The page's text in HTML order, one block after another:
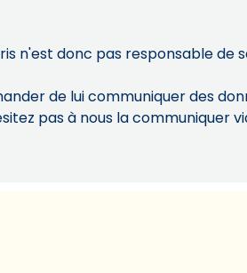
n'est donc pas responsable de
de lui communiquer des
pas à nous la communiquer